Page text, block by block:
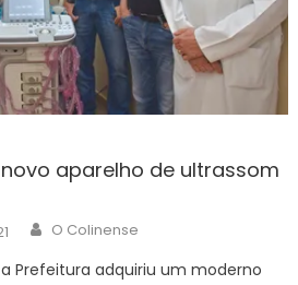
aparelho de ultrassom
Author
O Colinense
Prefeitura adquiriu um moderno